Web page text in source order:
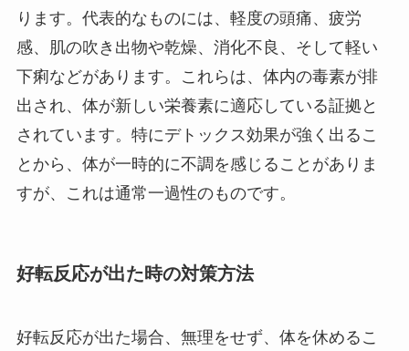
ります。代表的なものには、軽度の頭痛、疲労
感、肌の吹き出物や乾燥、消化不良、そして軽い
下痢などがあります。これらは、体内の毒素が排
出され、体が新しい栄養素に適応している証拠と
されています。特にデトックス効果が強く出るこ
とから、体が一時的に不調を感じることがありま
すが、これは通常一過性のものです。
好転反応が出た時の対策方法
好転反応が出た場合、無理をせず、体を休めるこ